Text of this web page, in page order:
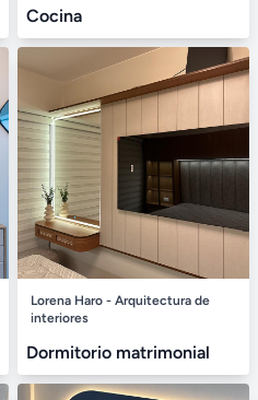
Cocina
Lorena Haro - Arquitectura de
interiores
Dormitorio matrimonial